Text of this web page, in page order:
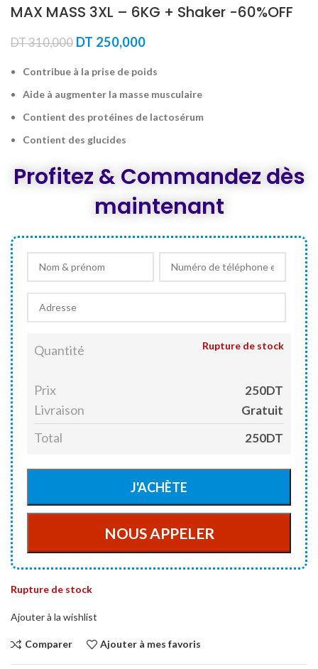
MAX MASS 3XL – 6KG + Shaker -60%OFF
DT310,000 Le
initial
DT 310,000.
DT 250,000Le
actuel
DT 250,000.
Contribue à la prise de poids
Aide à augmenter la masse musculaire
Contient des protéines de lactosérum
Contient des glucides
Profitez & Commandez dès
maintenant
Quantité Rupture de stock
Prix 250DT
Livraison Gratuit
Total 250DT
Rupture de stock
Ajouter à la wishlist
Comparer Ajouter à mes favoris